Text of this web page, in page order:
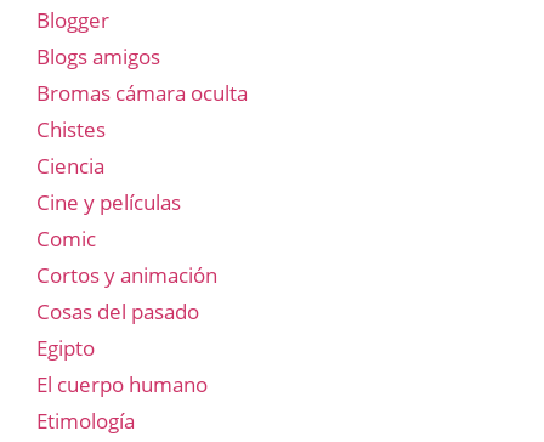
Blogger
Blogs amigos
Bromas cámara oculta
Chistes
Ciencia
Cine y películas
Comic
Cortos y animación
Cosas del pasado
Egipto
El cuerpo humano
Etimología